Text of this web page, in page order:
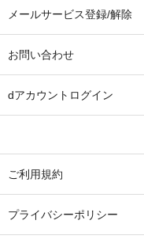
メールサービス登録/解除
お問い合わせ
dアカウントログイン
ご利用規約
プライバシーポリシー